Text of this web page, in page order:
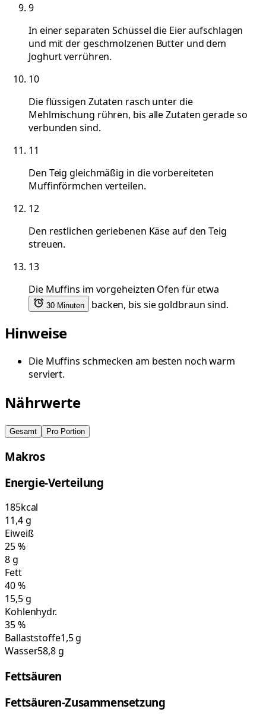
9
In einer separaten Schüssel die Eier aufschlagen
und mit der geschmolzenen Butter und dem
Joghurt verrühren.
10
Die flüssigen Zutaten rasch unter die
Mehlmischung rühren, bis alle Zutaten gerade so
verbunden sind.
11
Den Teig gleichmäßig in die vorbereiteten
Muffinförmchen verteilen.
12
Den restlichen geriebenen Käse auf den Teig
streuen.
13
Die Muffins im vorgeheizten Ofen für etwa
30 Minuten backen, bis sie goldbraun sind.
Hinweise
Die Muffins schmecken am besten noch warm
serviert.
Nährwerte
Gesamt Pro Portion
Makros
Energie-Verteilung
185kcal
11,4g
Eiweiß
25%
8g
Fett
40%
15,5g
Kohlenhydr.
35%
Ballaststoffe1,5 g
Wasser58,8 g
Fettsäuren
Fettsäuren-Zusammensetzung